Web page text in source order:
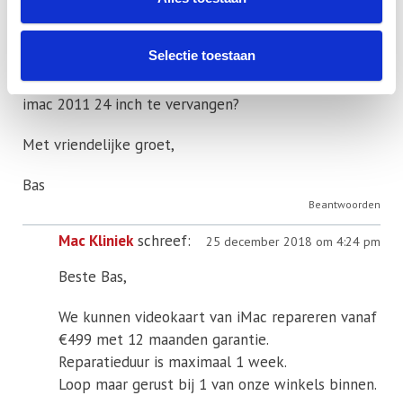
Selectie toestaan
Beste, wat kost het om mijn videokaart voor een
imac 2011 24 inch te vervangen?
Met vriendelijke groet,
Bas
Beantwoorden
Mac Kliniek schreef: 25 december 2018 om 4:24 pm
Beste Bas,
We kunnen videokaart van iMac repareren vanaf
€499 met 12 maanden garantie.
Reparatieduur is maximaal 1 week.
Loop maar gerust bij 1 van onze winkels binnen.